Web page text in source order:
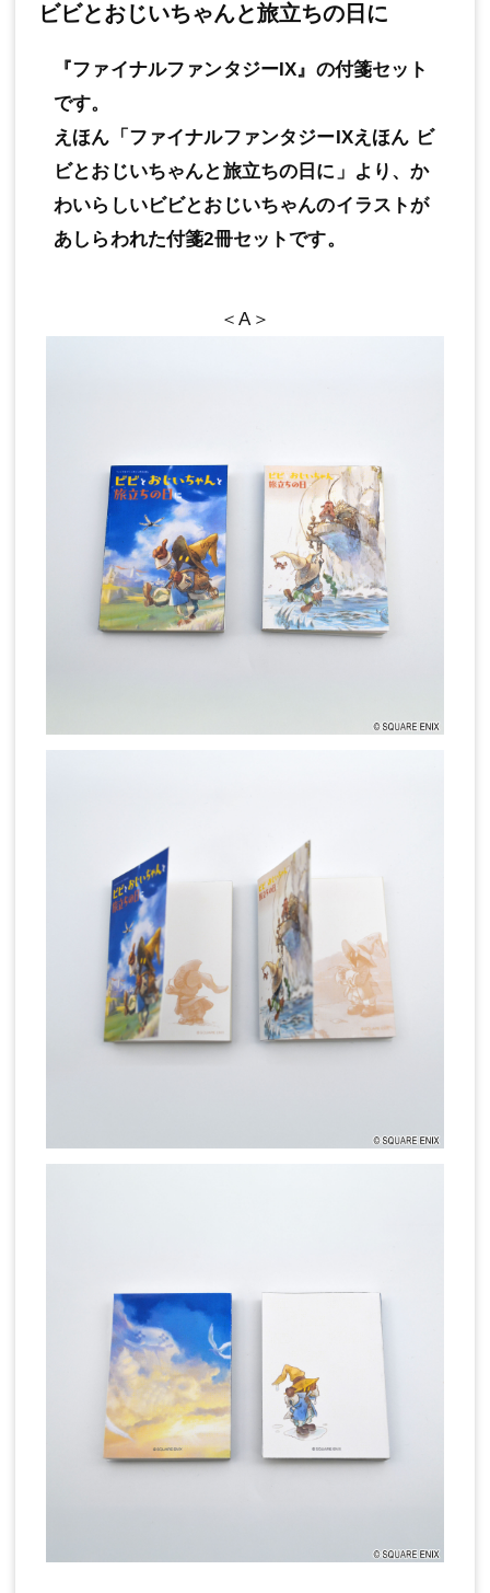
ビビとおじいちゃんと旅立ちの日に
『ファイナルファンタジーIX』の付箋セット
です。
えほん「ファイナルファンタジーIXえほん ビ
ビとおじいちゃんと旅立ちの日に」より、か
わいらしいビビとおじいちゃんのイラストが
あしらわれた付箋2冊セットです。
＜A＞